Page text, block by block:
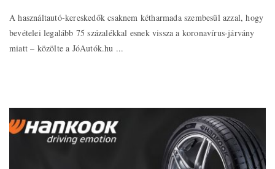
A használtautó-kereskedők csaknem kétharmada szembesül azzal, hogy
bevételei legalább 75 százalékkal esnek vissza a koronavírus-járvány
miatt – közölte a JóAutók.hu ...